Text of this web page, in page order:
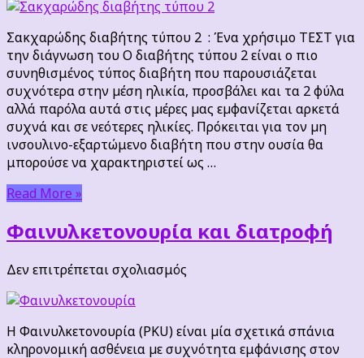
διαβήτης
τύπου
2
:
Ένα
χρήσιμο
ΤΕΣΤ
για
την
διάγνωση
Σακχαρώδης διαβήτης τύπου 2 : Ένα χρήσιμο ΤΕΣΤ για
την διάγνωση του Ο διαβήτης τύπου 2 είναι ο πιο
συνηθισμένος τύπος διαβήτη που παρουσιάζεται
συχνότερα στην µέση ηλικία, προσβάλει και τα 2 φύλα
αλλά παρόλα αυτά στις µέρες µας εµφανίζεται αρκετά
συχνά και σε νεότερες ηλικίες. Πρόκειται για τον µη
ινσουλινο-εξαρτώμενο διαβήτη που στην ουσία θα
μπορούσε να χαρακτηριστεί ως …
Read More »
Φαινυλκετονουρία και διατροφή
Δεν επιτρέπεται σχολιασμός
διατροφή
Η Φαινυλκετονουρία (PKU) είναι µία σχετικά σπάνια
κληρονομική ασθένεια µε συχνότητα εμφάνισης στον